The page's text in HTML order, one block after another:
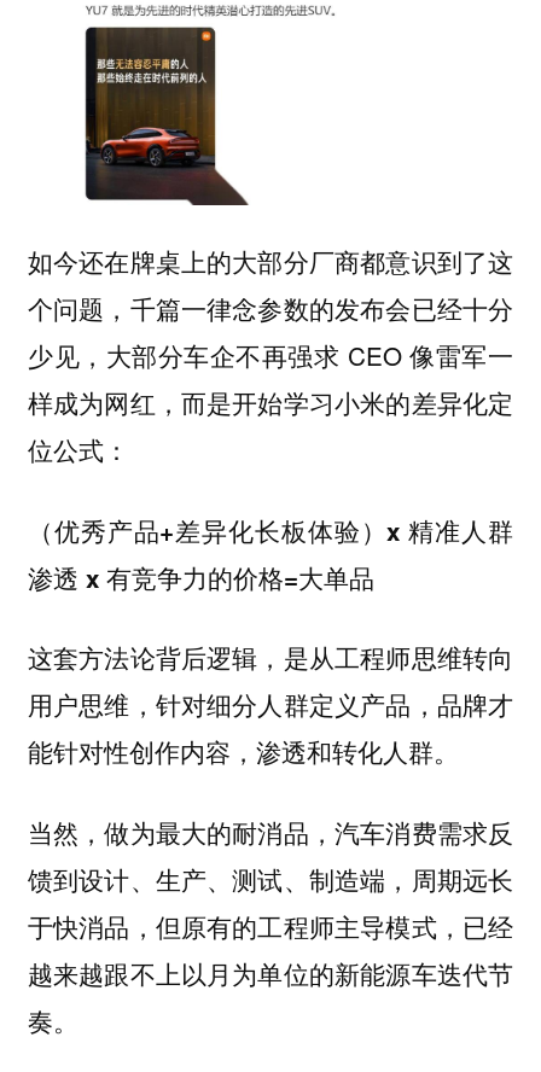
如今还在牌桌上的大部分厂商都意识到了这
个问题，千篇一律念参数的发布会已经十分
少见，大部分车企不再强求 CEO 像雷军一
样成为网红，而是开始学习小米的差异化定
位公式：
（优秀产品+差异化长板体验）x 精准人群
渗透 x 有竞争力的价格=大单品
这套方法论背后逻辑， 是从工程师思维转向
用户思维，针对细分人群定义产品，品牌才
能针对性创作内容，渗透和转化人群。
当然，做为最大的耐消品，汽车消费需求反
馈到设计、生产、测试、制造端，周期远长
于快消品，但原有的工程师主导模式，已经
越来越跟不上以月为单位的新能源车迭代节
奏。